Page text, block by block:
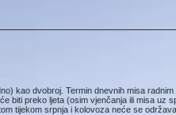
kao dvo­broj. Termin dnevnih misa radnim
biti preko ljeta (osim vjenčanja ili misa uz
tijekom srpnja i kolovoza neće se